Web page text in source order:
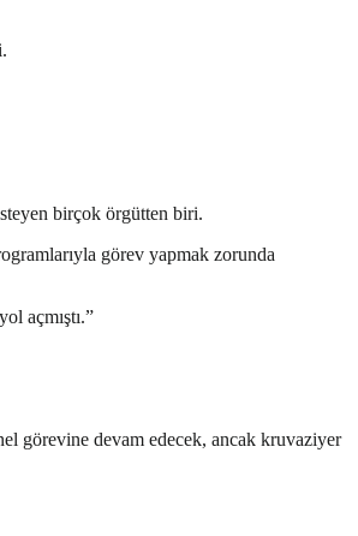
birçok örgütten biri.
görev yapmak zorunda
açmıştı.”
görevine devam edecek, ancak kruvaziyer